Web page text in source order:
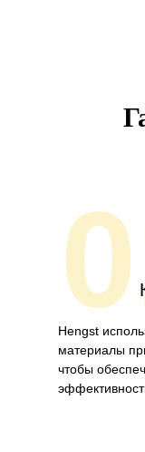
Hengst
материалы
чтобы